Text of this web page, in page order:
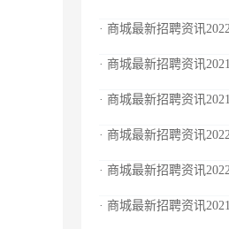
· 商城最新招聘资讯
· 商城最新招聘资讯
· 商城最新招聘资讯
· 商城最新招聘资讯
· 商城最新招聘资讯
· 商城最新招聘资讯